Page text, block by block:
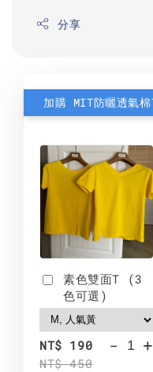
分享
素色雙面T (3
色可選)
NT$ 190
NT$ 450
- +